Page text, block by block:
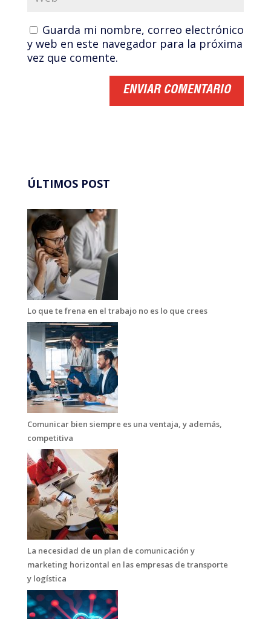
Guarda mi nombre, correo electrónico
y web en este navegador para la próxima
vez que comente.
ÚLTIMOS POST
Lo que te frena en el trabajo no es lo que crees
Comunicar bien siempre es una ventaja, y además,
competitiva
La necesidad de un plan de comunicación y
marketing horizontal en las empresas de transporte
y logística